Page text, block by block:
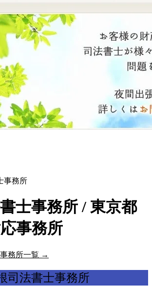
事務所
士事務所 / 東京都
事務所
務所一覧 →
司法書士事務所